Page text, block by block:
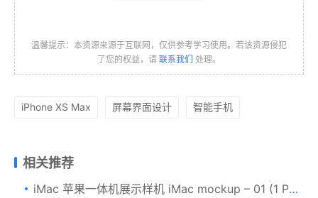
温馨提示：本资源来源于互联网，仅供参考学习使用。若该资源侵犯
了您的权益，请 联系我们 处理。
iPhone XS Max 屏幕界面设计 智能手机
相关推荐
iMac 苹果一体机展示样机 iMac mockup – 01 (1 PSD)